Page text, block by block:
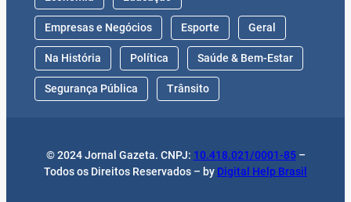
Empresas e Negócios Esporte Geral
Na História Política Saúde & Bem-Estar
Segurança Pública Trânsito
© 2024 Jornal Gazeta. CNPJ: 10.418.021/0001-85–
Todos os Direitos Reservados – by Digital Help Brasil